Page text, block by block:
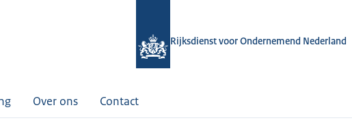
Rijksdienst voor Ondernemend Nederland
Over ons Contact